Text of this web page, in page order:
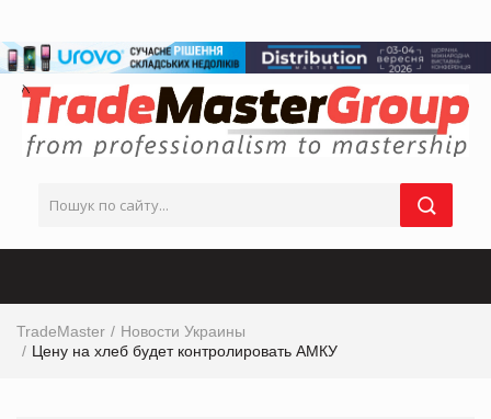
TradeMaster
Новости Украины
Цену на хлеб будет контролировать АМКУ